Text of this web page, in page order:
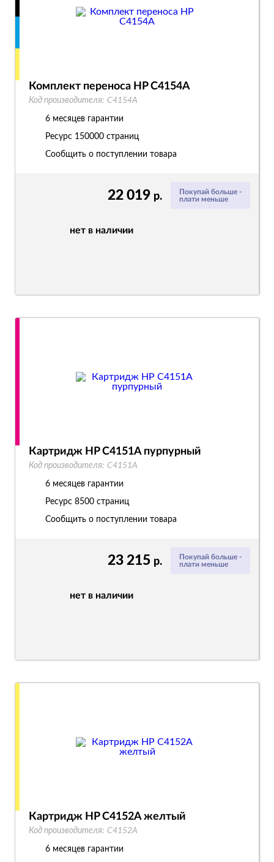
Покупай больше -
плати меньше
22 019 р.
нет в наличии
Комплект переноса HP C4154A
Код производителя: C4154A
6 месяцев гарантии
Ресурс 150000 страниц
Сообщить о поступлении товара
Покупай больше -
плати меньше
23 215 р.
нет в наличии
Картридж HP C4151A пурпурный
Код производителя: C4151A
6 месяцев гарантии
Ресурс 8500 страниц
Сообщить о поступлении товара
Картридж HP C4152A желтый
Код производителя: C4152A
6 месяцев гарантии